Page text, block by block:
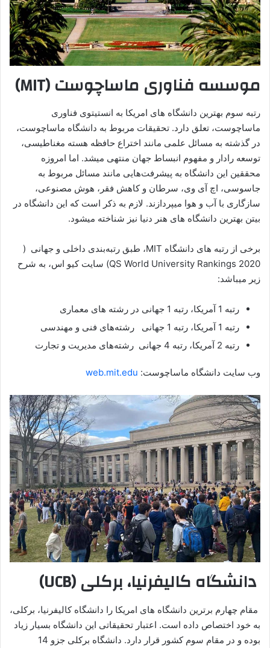
موسسه فناوری ماساچوست (MIT)
رتبه سوم بهترین دانشگاه های امریکا به انستیتوی فناوری
ماساچوست، تعلق دارد. تحقیقات مربوط به دانشگاه ماساچوست،
در گذشته به مسائل علمی مانند اختراع حافظه هسته مغناطیسی،
توسعه رادار و مفهوم انبساط جهان منتهی میشد. اما امروزه
محققین این دانشگاه به پیشرفت‌هایی مانند مسائل مربوط به
جاسوسی، اچ آی وی، سرطان و کاهش فقر، هوش مصنوعی،
سازگاری با آب و هوا میپردازند. لازم به ذکر است که این دانشگاه در
بیتن بهترین دانشگاه های هنر دنیا نیز شناخته میشود.
برخی از رتبه های دانشگاه MIT، طبق رتبه‌بندی داخلی و جهانی (
QS World University Rankings 2020) سایت کیو اس، به شرح
زیر میباشد:
رتبه 1 آمریکا، رتبه 1 جهانی در رشته های معماری
رتبه 1 آمریکا، رتبه 1 جهانی رشته‌های فنی و مهندسی
رتبه 2 آمریکا، رتبه 4 جهانی رشته‌های مدیریت و تجارت
وب سایت دانشگاه ماساچوست: web.mit.edu
دانشگاه کالیفرنیا، برکلی (UCB)
مقام چهارم برترین دانشگاه های امریکا را دانشگاه کالیفرنیا، برکلی،
به خود اختصاص داده است. اعتبار تحقیقاتی این دانشگاه بسیار زیاد
بوده و در مقام سوم کشور قرار دارد. دانشگاه برکلی جزو 14